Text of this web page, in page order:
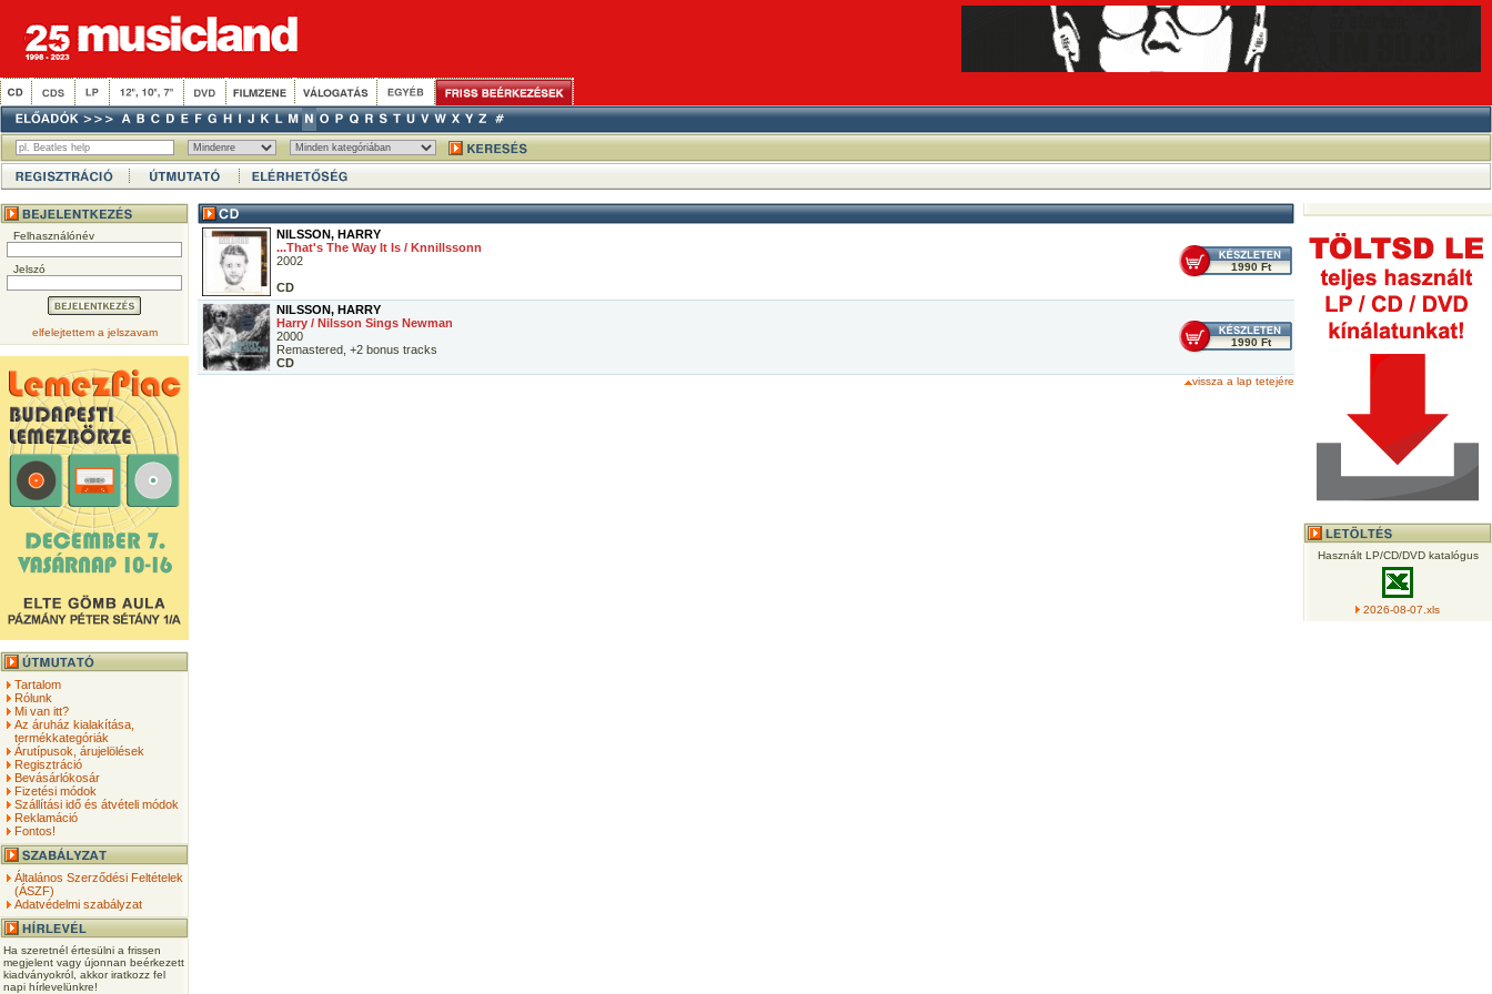
Felhasználónév
Jelszó
elfelejtettem a jelszavam
Tartalom
Rólunk
Mi van itt?
Az áruház kialakítása,
termékkategóriák
Árutípusok, árujelölések
Regisztráció
Bevásárlókosár
Fizetési módok
Szállítási idő és átvételi módok
Reklamáció
Fontos!
Általános Szerződési Feltételek
(ÁSZF)
Adatvédelmi szabályzat
Ha szeretnél értesülni a frissen
megjelent vagy újonnan beérkezett
kiadványokról, akkor iratkozz fel
napi hírlevelünkre!
NILSSON, HARRY
...That's The Way It Is / Knnillssonn
2002
CD
1990 Ft
NILSSON, HARRY
Harry / Nilsson Sings Newman
2000
Remastered, +2 bonus tracks
CD
1990 Ft
vissza a lap tetejére
Használt LP/CD/DVD katalógus
2026-08-07.xls